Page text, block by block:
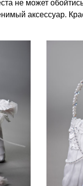
не может
аксессуар.